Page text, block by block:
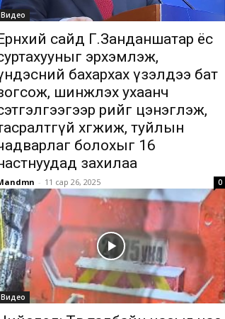
Видео
сайд Г.Занданшатар ёс
эрхэмлэж,
бахархах үзэлдээ бат
шинжлэх ухаанч
өөрийгөө цэнэглэж,
хөгжиж, туйлын
болохыг 16
захилаа
- 11 сар 26, 2025 0
Видео